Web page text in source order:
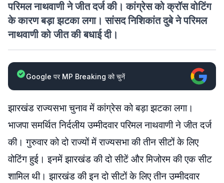
परिमल नाथवाणी ने जीत दर्ज की। कांग्रेस को क्रॉस वोटिंग
के कारण बड़ा झटका लगा। सांसद निशिकांत दुबे ने परिमल
नाथवाणी को जीत की बधाई दी।
Google पर MP Breaking को चुनें
झारखंड राज्यसभा चुनाव में कांग्रेस को बड़ा झटका लगा।
भाजपा समर्थित निर्दलीय उम्मीदवार परिमल नाथवाणी ने जीत दर्ज
की। गुरुवार को दो राज्यों में राज्यसभा की तीन सीटों के लिए
वोटिंग हुई। इनमें झारखंड की दो सीटें और मिजोरम की एक सीट
शामिल थी। झारखंड की इन दो सीटों के लिए तीन उम्मीदवार